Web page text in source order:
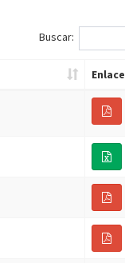
Buscar:
Enlace